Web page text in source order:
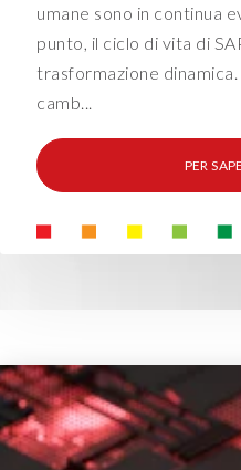
umane sono in continua
punto, il ciclo di vita di
trasformazione
camb...
PER